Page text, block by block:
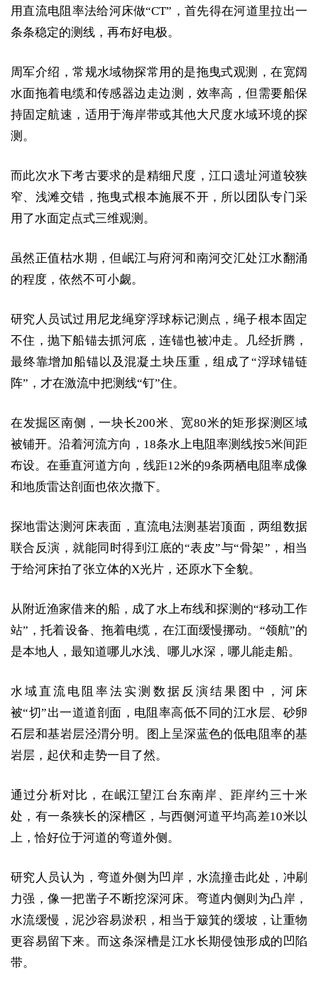
用直流电阻率法给河床做“CT”，首先得在河道里拉出一
条条稳定的测线，再布好电极。
周军介绍，常规水域物探常用的是拖曳式观测，在宽阔
水面拖着电缆和传感器边走边测，效率高，但需要船保
持固定航速，适用于海岸带或其他大尺度水域环境的探
测。
而此次水下考古要求的是精细尺度，江口遗址河道较狭
窄、浅滩交错，拖曳式根本施展不开，所以团队专门采
用了水面定点式三维观测。
虽然正值枯水期，但岷江与府河和南河交汇处江水翻涌
的程度，依然不可小觑。
研究人员试过用尼龙绳穿浮球标记测点，绳子根本固定
不住，抛下船锚去抓河底，连锚也被冲走。几经折腾，
最终靠增加船锚以及混凝土块压重，组成了“浮球锚链
阵”，才在激流中把测线“钉”住。
在发掘区南侧，一块长200米、宽80米的矩形探测区域
被铺开。沿着河流方向，18条水上电阻率测线按5米间距
布设。在垂直河道方向，线距12米的9条两栖电阻率成像
和地质雷达剖面也依次撒下。
探地雷达测河床表面，直流电法测基岩顶面，两组数据
联合反演，就能同时得到江底的“表皮”与“骨架”，相当
于给河床拍了张立体的X光片，还原水下全貌。
从附近渔家借来的船，成了水上布线和探测的“移动工作
站”，托着设备、拖着电缆，在江面缓慢挪动。“领航”的
是本地人，最知道哪儿水浅、哪儿水深，哪儿能走船。
水域直流电阻率法实测数据反演结果图中，河床
被“切”出一道道剖面，电阻率高低不同的江水层、砂卵
石层和基岩层泾渭分明。图上呈深蓝色的低电阻率的基
岩层，起伏和走势一目了然。
通过分析对比，在岷江望江台东南岸、距岸约三十米
处，有一条狭长的深槽区，与西侧河道平均高差10米以
上，恰好位于河道的弯道外侧。
研究人员认为，弯道外侧为凹岸，水流撞击此处，冲刷
力强，像一把凿子不断挖深河床。弯道内侧则为凸岸，
水流缓慢，泥沙容易淤积，相当于簸箕的缓坡，让重物
更容易留下来。而这条深槽是江水长期侵蚀形成的凹陷
带。